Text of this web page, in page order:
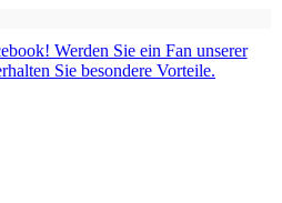
Werden Sie ein Fan unserer
Sie besondere Vorteile.